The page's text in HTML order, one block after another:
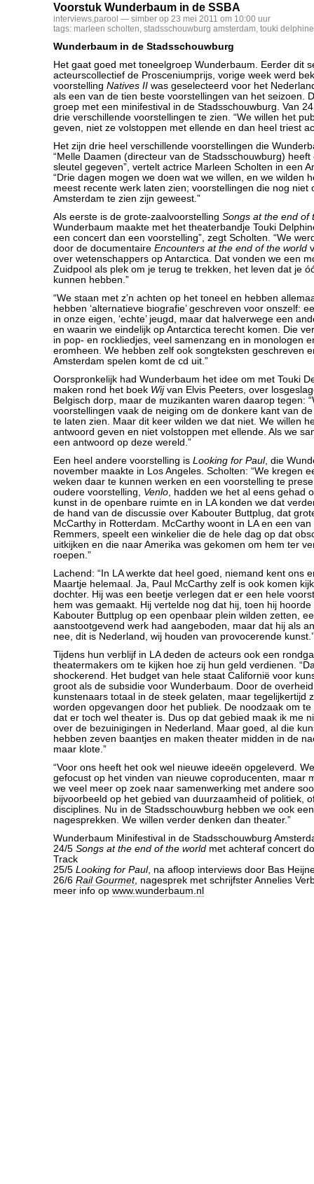
Voorstuk Wunderbaum in de SSBA
interviews,parool — simber op 23 mei 2011 om 10:00 uur
tags: marleen scholten, stadsschouwburg amsterdam, touki delphine
Wunderbaum in de Stadsschouwburg
Het gaat goed met toneelgroep Wunderbaum. Eerder dit
acteurscollectief de Prosceniumprijs, vorige week werd
voorstelling Natives II was geselecteerd voor het
als een van de tien beste voorstellingen van het seizoen.
groep met een minifestival in de Stadsschouwburg. Van
drie verschillende voorstellingen te zien. “We willen het
geven, niet ze volstoppen met ellende en dan heel triest
Het zijn drie heel verschillende voorstellingen die
“Melle Daamen (directeur van de Stadsschouwburg)
sleutel gegeven”, vertelt actrice Marleen Scholten in een
“Drie dagen mogen we doen wat we willen, en we wilden
meest recente werk laten zien; voorstellingen die nog niet
Amsterdam te zien zijn geweest.”
Als eerste is de grote-zaalvoorstelling Songs at the end of
Wunderbaum maakte met het theaterbandje Touki
een concert dan een voorstelling”, zegt Scholten. “We
door de documentaire Encounters at the end of the world
over wetenschappers op Antarctica. Dat vonden we een
Zuidpool als plek om je terug te trekken, het leven dat je
kunnen hebben.”
“We staan met z’n achten op het toneel en hebben
hebben ‘alternatieve biografie’ geschreven voor onszelf:
in onze eigen, ‘echte’ jeugd, maar dat halverwege een
en waarin we eindelijk op Antarctica terecht komen. Die
in pop- en rockliedjes, veel samenzang en in monologen
eromheen. We hebben zelf ook songteksten geschreven
Amsterdam spelen komt de cd uit.”
Oorspronkelijk had Wunderbaum het idee om met Touki
maken rond het boek Wij van Elvis Peeters, over
Belgisch dorp, maar de muzikanten waren daarop tegen:
voorstellingen vaak de neiging om de donkere kant van
te laten zien. Maar dit keer wilden we dat niet. We willen
antwoord geven en niet volstoppen met ellende. Als we
een antwoord op deze wereld.”
Een heel andere voorstelling is Looking for Paul, die
november maakte in Los Angeles. Scholten: “We kregen
weken daar te kunnen werken en een voorstelling te
oudere voorstelling, Venlo, hadden we het al eens gehad
kunst in de openbare ruimte en in LA konden we dat
de hand van de discussie over Kabouter Buttplug, dat
McCarthy in Rotterdam. McCarthy woont in LA en een
Remmers, speelt een winkelier die de hele dag op dat
uitkijken en die naar Amerika was gekomen om hem ter
roepen.”
Lachend: “In LA werkte dat heel goed, niemand kent ons
Maartje helemaal. Ja, Paul McCarthy zelf is ook komen
dochter. Hij was een beetje verlegen dat er een hele
hem was gemaakt. Hij vertelde nog dat hij, toen hij
Kabouter Buttplug op een openbaar plein wilden zetten,
aanstootgevend werk had aangeboden, maar dat hij als
nee, dit is Nederland, wij houden van provocerende
Tijdens hun verblijf in LA deden de acteurs ook een
theatermakers om te kijken hoe zij hun geld verdienen.
shockerend. Het budget van hele staat Californië voor
groot als de subsidie voor Wunderbaum. Door de
kunstenaars totaal in de steek gelaten, maar tegelijkertijd
worden opgevangen door het publiek. De noodzaak om
dat er toch wel theater is. Dus op dat gebied maak ik me
over de bezuinigingen in Nederland. Maar goed, al die
hebben zeven baantjes en maken theater midden in de
maar klote.”
“Voor ons heeft het ook wel nieuwe ideeën opgeleverd.
gefocust op het vinden van nieuwe coproducenten, maar
we veel meer op zoek naar samenwerking met andere
bijvoorbeeld op het gebied van duurzaamheid of politiek,
disciplines. Nu in de Stadsschouwburg hebben we ook
nagesprekken. We willen verder denken dan theater.”
Wunderbaum Minifestival in de Stadsschouwburg
24/5 Songs at the end of the world met achteraf concert
Track
25/5 Looking for Paul, na afloop interviews door Bas
26/6 Rail Gourmet, nagesprek met schrijfster Annelies
meer info op www.wunderbaum.nl